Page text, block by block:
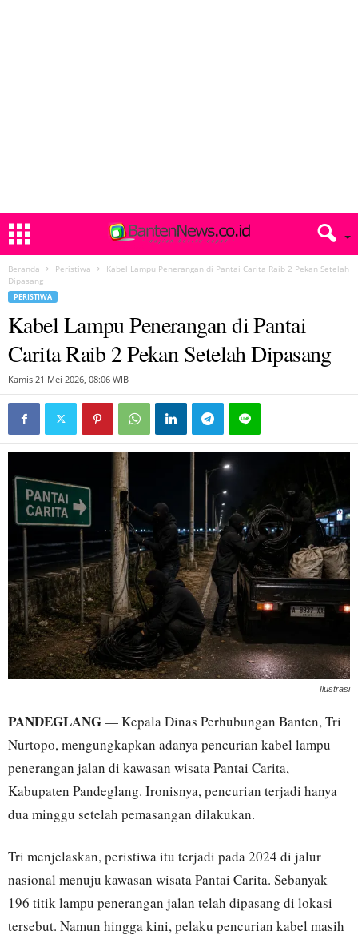
Beranda Peristiwa
Kabel Lampu Penerangan di Pantai Carita Raib 2 Pekan Setelah
Dipasang
PERISTIWA
Kabel Lampu Penerangan di Pantai
Carita Raib 2 Pekan Setelah Dipasang
Kamis 21 Mei 2026, 08:06 WIB
Ilustrasi
PANDEGLANG— Kepala Dinas Perhubungan Banten, Tri
Nurtopo, mengungkapkan adanya pencurian kabel lampu
penerangan jalan di kawasan wisata Pantai Carita,
Kabupaten Pandeglang. Ironisnya, pencurian terjadi hanya
dua minggu setelah pemasangan dilakukan.
Tri menjelaskan, peristiwa itu terjadi pada 2024 di jalur
nasional menuju kawasan wisata Pantai Carita. Sebanyak
196 titik lampu penerangan jalan telah dipasang di lokasi
tersebut. Namun hingga kini, pelaku pencurian kabel masih